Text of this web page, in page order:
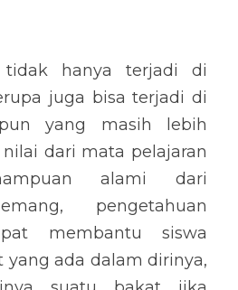
hanya terjadi di
juga bisa terjadi di
yang masih lebih
dari mata pelajaran
alami dari
pengetahuan
membantu siswa
yang ada dalam dirinya,